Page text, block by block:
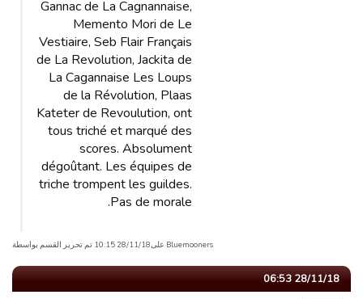
Gannac de La Cagnannaise,
Memento Mori de Le
Vestiaire, Seb Flair Français
de La Revolution, Jackita de
La Cagannaise Les Loups
de la Révolution, Plaas
Kateter de Revoulution, ont
tous triché et marqué des
scores. Absolument
dégoûtant. Les équipes de
triche trompent les guildes.
Pas de morale.
Bluemooners علی28/11/18 10:15 تم تحریر القسم بواسطة
28/11/18 06:53